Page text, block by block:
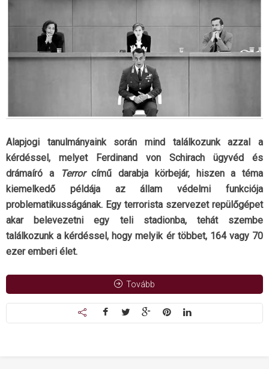
Alapjogi tanulmányaink során mind találkozunk azzal a
kérdéssel, melyet Ferdinand von Schirach ügyvéd és
drámaíró a
Terrorcímű darabja körbejár, hiszen a téma
kiemelkedő példája az állam védelmi funkciója
problematikusságának. Egy terrorista szervezet repülőgépet
akar belevezetni egy teli stadionba, tehát szembe
találkozunk a kérdéssel, hogy melyik ér többet, 164 vagy 70
ezer emberi élet.
Tovább